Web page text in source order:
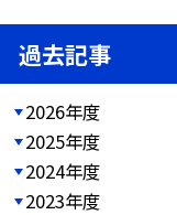
過去記事
2026年度
2025年度
2024年度
2023年度